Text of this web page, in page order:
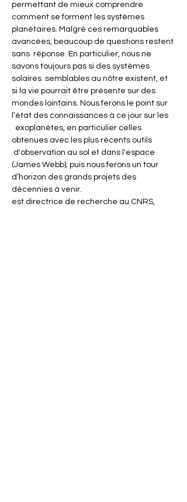
permettant de mieux comprendre
comment se forment les systèmes
planétaires. Malgré ces remarquables
avancées, beaucoup de questions restent
sans  réponse. En particulier, nous ne
savons toujours pas si des systèmes
solaires  semblables au nôtre existent, et
si la vie pourrait être présente sur des
mondes lointains. Nous ferons le point sur
l’état des connaissances à ce jour sur les
exoplanètes, en particulier celles
obtenues avec les plus récents outils
d'observation au sol et dans l'espace
(James Webb); puis nous ferons un tour
d’horizon des grands projets des
décennies à venir.
est directrice de recherche au CNRS,